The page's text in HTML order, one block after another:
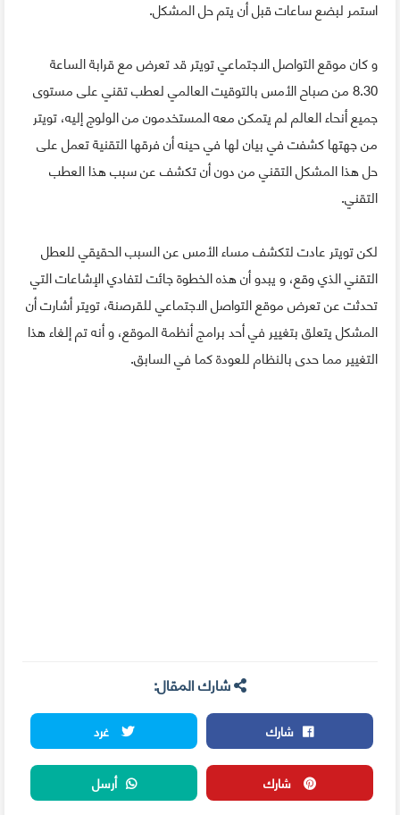
استمر لبضع ساعات قبل أن يتم حل المشكل.
و كان موقع التواصل الاجتماعي تويتر قد تعرض مع قرابة الساعة
8.30 من صباح الأمس بالتوقيت العالمي لعطب تقني على مستوى
جميع أنحاء العالم لم يتمكن معه المستخدمون من الولوج إليه، تويتر
من جهتها كشفت في بيان لها في حينه أن فرقها التقنية تعمل على
حل هذا المشكل التقني من دون أن تكشف عن سبب هذا العطب
التقني.
لكن تويتر عادت لتكشف مساء الأمس عن السبب الحقيقي للعطل
التقني الذي وقع، و يبدو أن هذه الخطوة جائت لتفادي الإشاعات التي
تحدثت عن تعرض موقع التواصل الاجتماعي للقرصنة، تويتر أشارت أن
المشكل يتعلق بتغيير في أحد برامج أنظمة الموقع، و أنه تم إلغاء هذا
التغيير مما حدى بالنظام للعودة كما في السابق.
شارك المقال:
شارك
غرد
شارك
أرسل